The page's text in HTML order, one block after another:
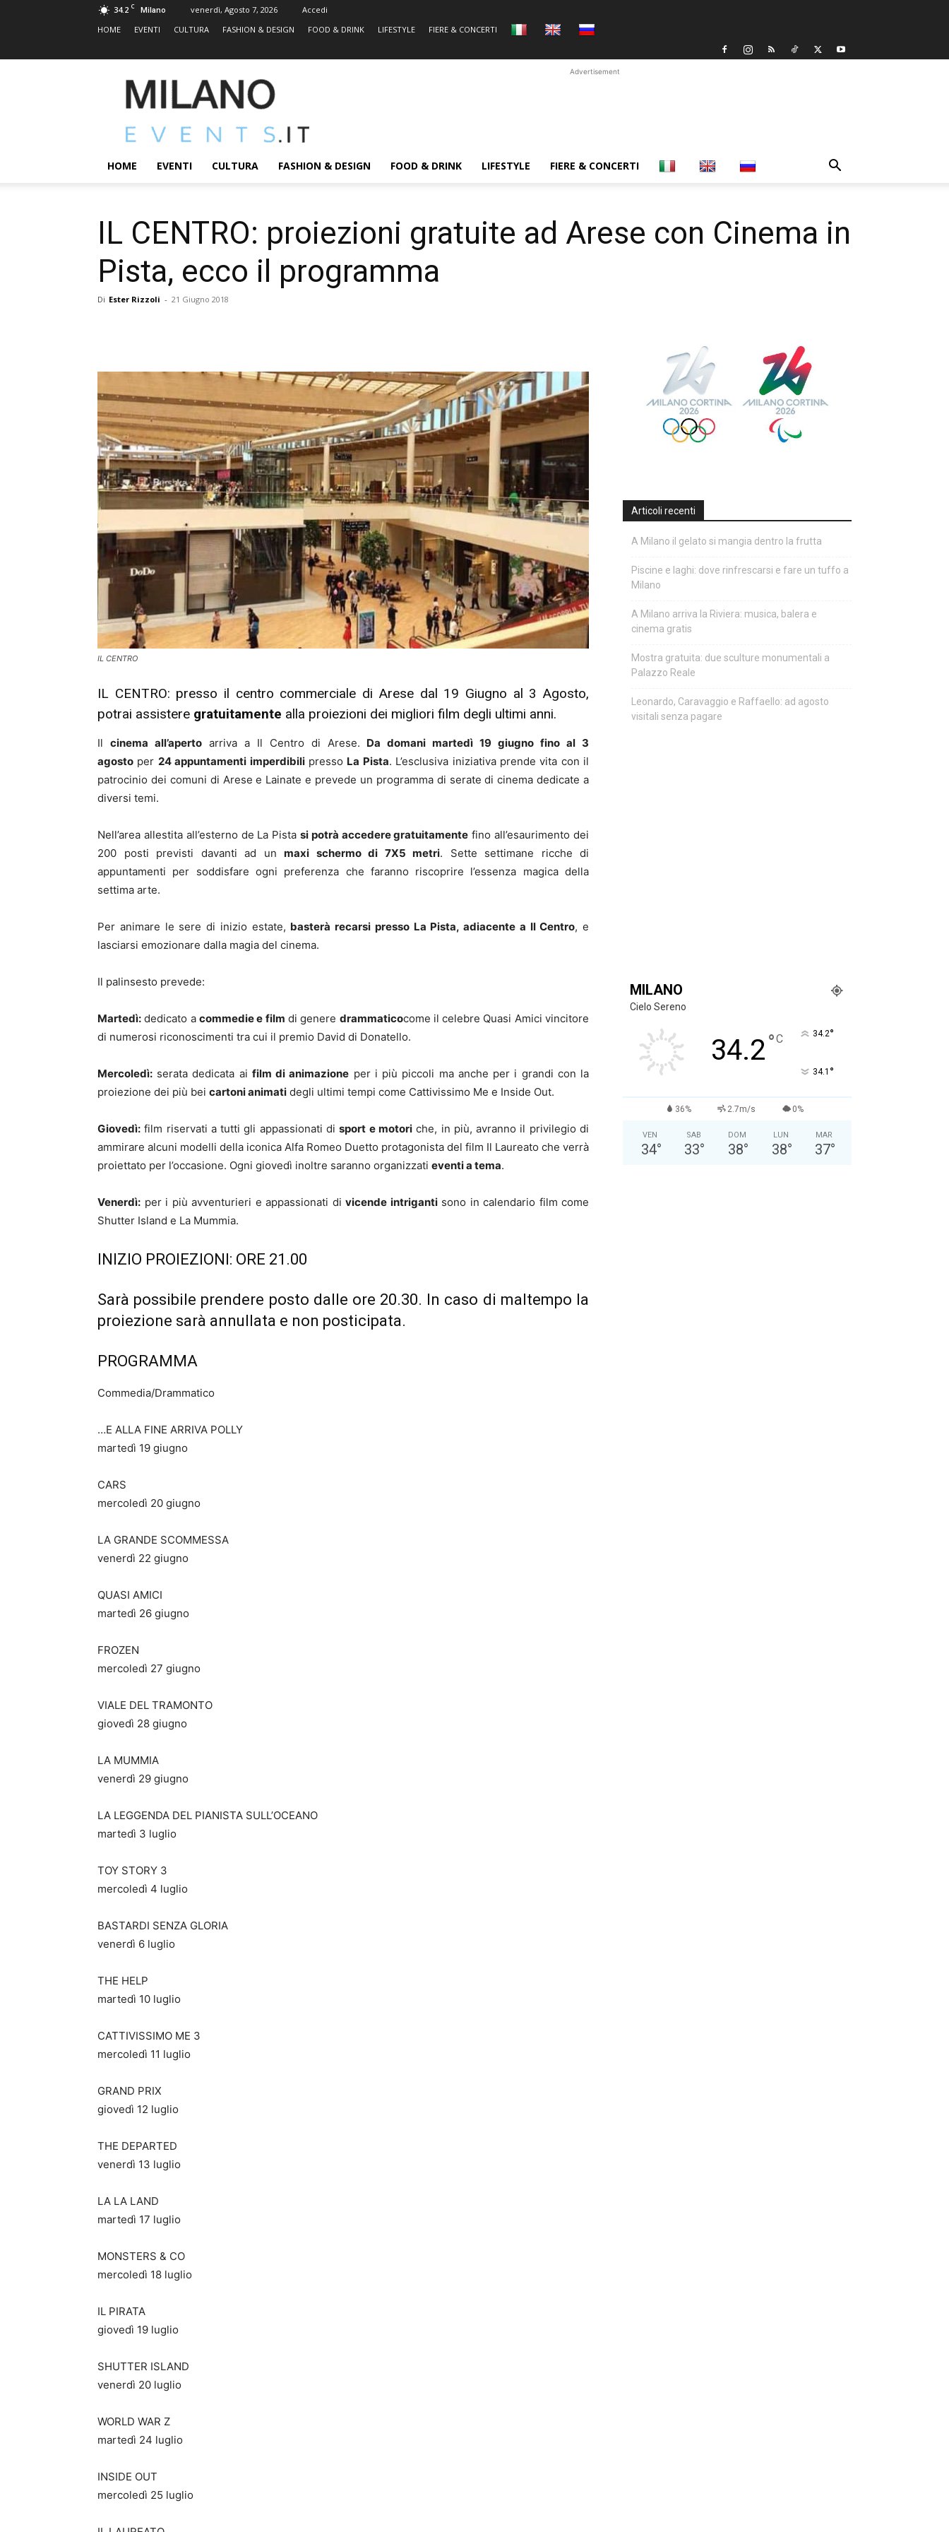
34.2 C Milano venerdì, Agosto 7, 2026
Accedi
HOME
EVENTI CULTURA FASHION & DESIGN FOOD & DRINK LIFESTYLE FIERE & CONCERTI
MILANOEVENTS.IT
|
2.0
ed
Eventi
Advertisement
HOME EVENTI CULTURA FASHION & DESIGN FOOD & DRINK LIFESTYLE FIERE & CONCERTI
IL CENTRO: proiezioni gratuite ad Arese con Cinema in
Pista, ecco il programma
Di Ester Rizzoli - 21 Giugno 2018
IL CENTRO
IL CENTRO: presso il centro commerciale di Arese dal 19 Giugno al 3 Agosto,
potrai assistere gratuitamente alla proiezioni dei migliori film degli ultimi anni.
Il cinema all’apertoarriva a Il Centro di Arese. Da domani martedì 19 giugno fino al 3
agosto per 24 appuntamenti imperdibilipresso La Pista. L’esclusiva iniziativa prende vita con il
patrocinio dei comuni di Arese e Lainate e prevede un programma di serate di cinema dedicate a
diversi temi.
Nell’area allestita all’esterno de La Pista si potrà accedere gratuitamente fino all’esaurimento dei
200 posti previsti davanti ad un maxi schermo di 7X5 metri. Sette settimane ricche di
appuntamenti per soddisfare ogni preferenza che faranno riscoprire l’essenza magica della
settima arte.
Per animare le sere di inizio estate, basterà recarsi presso La Pista, adiacente a Il Centro, e
lasciarsi emozionare dalla magia del cinema.
Il palinsesto prevede:
Martedì: dedicato a commedie e film di genere drammaticocome il celebre Quasi Amici vincitore
di numerosi riconoscimenti tra cui il premio David di Donatello.
Mercoledì: serata dedicata ai film di animazione per i più piccoli ma anche per i grandi con la
proiezione dei più bei cartoni animati degli ultimi tempi come Cattivissimo Me e Inside Out.
Giovedì: film riservati a tutti gli appassionati disport e motoriche, in più, avranno il privilegio di
ammirare alcuni modelli della iconica Alfa Romeo Duetto protagonista del film Il Laureato che verrà
proiettato per l’occasione. Ogni giovedì inoltre saranno organizzati eventi a tema.
Venerdì: per i più avventurieri e appassionati di vicende intrigantisono in calendario film come
Shutter Island e La Mummia.
INIZIO PROIEZIONI: ORE 21.00
Sarà possibile prendere posto dalle ore 20.30. In caso di maltempo la
proiezione sarà annullata e non posticipata.
PROGRAMMA
Commedia/Drammatico
…E ALLA FINE ARRIVA POLLY
martedì 19 giugno
CARS
mercoledì 20 giugno
LA GRANDE SCOMMESSA
venerdì 22 giugno
QUASI AMICI
martedì 26 giugno
FROZEN
mercoledì 27 giugno
VIALE DEL TRAMONTO
giovedì 28 giugno
LA MUMMIA
venerdì 29 giugno
LA LEGGENDA DEL PIANISTA SULL’OCEANO
martedì 3 luglio
TOY STORY 3
mercoledì 4 luglio
BASTARDI SENZA GLORIA
venerdì 6 luglio
THE HELP
martedì 10 luglio
CATTIVISSIMO ME 3
mercoledì 11 luglio
GRAND PRIX
giovedì 12 luglio
THE DEPARTED
venerdì 13 luglio
LA LA LAND
martedì 17 luglio
MONSTERS & CO
mercoledì 18 luglio
IL PIRATA
giovedì 19 luglio
SHUTTER ISLAND
venerdì 20 luglio
WORLD WAR Z
martedì 24 luglio
INSIDE OUT
mercoledì 25 luglio
Articoli recenti
A Milano il gelato si mangia dentro la frutta
Piscine e laghi: dove rinfrescarsi e fare un tuffo a
Milano
A Milano arriva la Riviera: musica, balera e
cinema gratis
Mostra gratuita: due sculture monumentali a
Palazzo Reale
Leonardo, Caravaggio e Raffaello: ad agosto
visitali senza pagare
MILANO
Cielo Sereno
34.2°C 34.2°
34.1 °
36% 2.7m/s 0%
VEN
34°
SAB
33°
DOM
38°
LUN
38°
MAR
37°